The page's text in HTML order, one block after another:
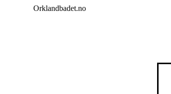
Orklandbadet.no